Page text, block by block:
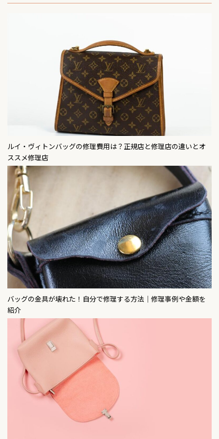
ルイ・ヴィトンバッグの修理費用は？正規店と修理店の違いとオ
ススメ修理店
バッグの金具が壊れた！自分で修理する方法｜修理事例や金額を
紹介